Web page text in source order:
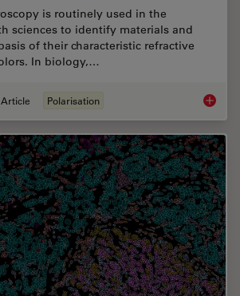
is routinely used in the
sciences to identify materials and
of their characteristic refractive
In biology,…
Article Polarisation The